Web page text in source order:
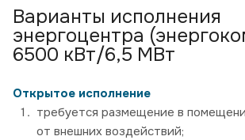
Варианты исполнения
энергоцентра
6500 кВт/6,5 МВт
Открытое исполнение
требуется размещение в
от внешних воздействий;